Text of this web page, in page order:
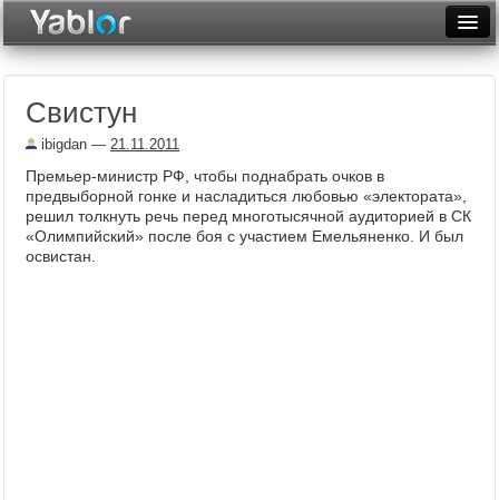
Рейтинги
Архив
Свистун
ibigdan — 21.11.2011
Премьер-министр РФ, чтобы поднабрать очков в
предвыборной гонке и насладиться любовью «электората»,
решил толкнуть речь перед многотысячной аудиторией в СК
«Олимпийский» после боя с участием Емельяненко. И был
освистан.